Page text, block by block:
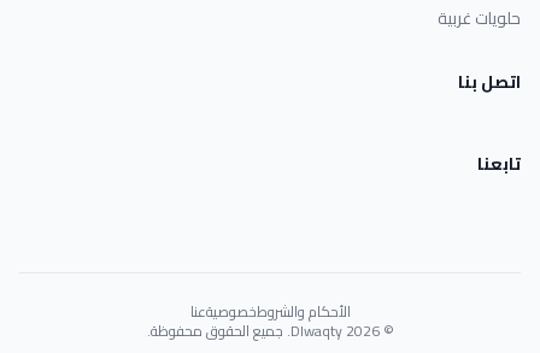
حلويات غربية
اتصل بنا
تابعنا
الأحكام والشروطخصوصيةعنا
© 2026 Dlwaqty. جميع الحقوق محفوظة.